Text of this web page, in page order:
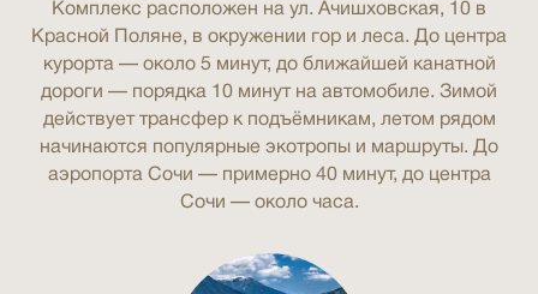
Комплекс расположен на ул. Ачишховская, 10 в
Красной Поляне, в окружении гор и леса. До центра
курорта — около 5 минут, до ближайшей канатной
дороги — порядка 10 минут на автомобиле. Зимой
действует трансфер к подъёмникам, летом рядом
начинаются популярные экотропы и маршруты. До
аэропорта Сочи — примерно 40 минут, до центра
Сочи — около часа.